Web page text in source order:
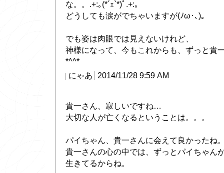
な。。.+:｡(*´ｪ`*)ﾟ.+:｡
どうしても涙がでちゃいますが(ﾉω･､)。
でも姿は肉眼では見えないけれど、
神様になって、今もこれからも、ずっと貴
*^^*
にゃあ
2014/11/28 9:59 AM
貴一さん、寂しいですね…
大切な人が亡くなるということは。。。
パイちゃん、貴一さんに会えて良かったね
貴一さんの心の中では、ずっとパイちゃん
生きてるからね。